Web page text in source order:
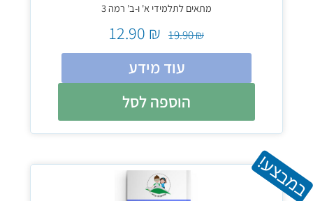
מתאים לתלמידי א' ו-ב' רמה 3
₪
19.90
₪
עוד מידע
הוספה לסל
במבצע!